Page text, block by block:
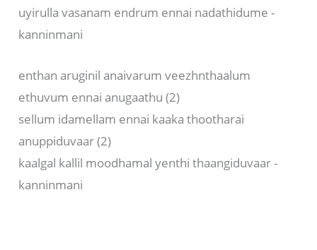
uyirulla vasanam endrum ennai nadathidume -
kanninmani
enthan aruginil anaivarum veezhnthaalum
ethuvum ennai anugaathu (2)
sellum idamellam ennai kaaka thootharai
anuppiduvaar (2)
kaalgal kallil moodhamal yenthi thaangiduvaar -
kanninmani